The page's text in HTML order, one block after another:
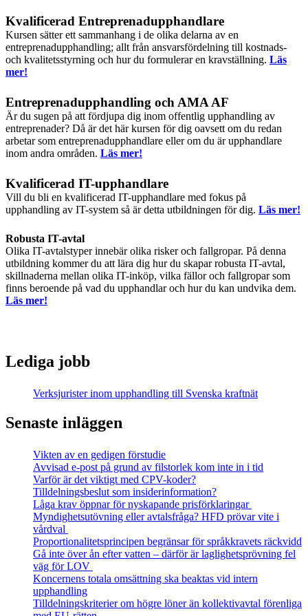
Kvalificerad Entreprenadupphandlare
Kursen sätter ett sammanhang i de olika delarna av en
entreprenadupphandling; allt från ansvarsfördelning till kostnads-
och kvalitetsstyrning och hur du formulerar en kravställning. Läs
mer!
Entreprenadupphandling och AMA AF
Är du sugen på att fördjupa dig inom offentlig upphandling av
entreprenader? Då är det här kursen för dig oavsett om du redan
arbetar som entreprenadupphandlare eller om du är upphandlare
inom andra områden. Läs mer!
Kvalificerad IT-upphandlare
Vill du bli en kvalificerad IT-upphandlare med fokus på
upphandling av IT-system så är detta utbildningen för dig. Läs mer!
Robusta IT-avtal
Olika IT-avtalstyper innebär olika risker och fallgropar. På denna
utbildning kommer du att lära dig hur du skapar robusta IT-avtal,
skillnaderna mellan olika IT-inköp, vilka fällor och fallgropar som
finns beroende på vad du upphandlar och hur du kan undvika dem.
Läs mer!
Lediga jobb
Verksjurister inom upphandling till Svenska kraftnät
Senaste inläggen
Vikten av en gedigen förstudie
Avvisad e-post på grund av filstorlek kom inte in i tid
Varför är det viktigt med CPV-koder?
Tilldelningsbeslut som insiderinformation?
Låga krav öppnar för nyskapande prisförklaringar
Myndighetsutövning eller avtalsfråga? HFD prövar vite i
vårdval
Proportionalitetsprincipen begränsar för språkkravets räckvidd
Gå inte över ån efter vatten – därför är laglighetsprövning fel
väg för LOV
Koncernens totala omsättning ska beaktas vid intern
upphandling
Tilldelningskriterier om högre löner än kollektivavtal förenliga